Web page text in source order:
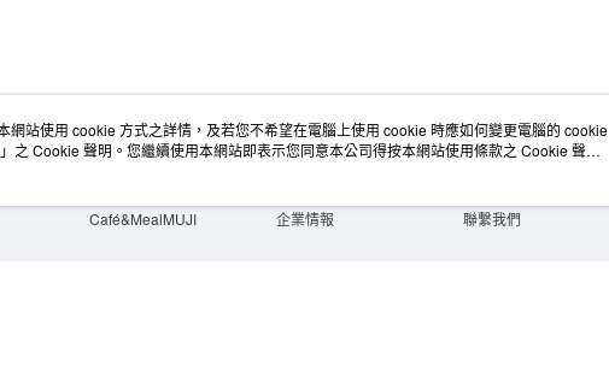
店舖情報
門市服務
Café&MealMUJI
空間改造企劃服務
大宗採購
企業情報
會員服務
人才招募
聯繫我們
網站使用 cookie 方式之詳情，及若您不希望在電腦上使用 cookie 時應如何變更電腦的 cookie
」之 Cookie 聲明。您繼續使用本網站即表示您同意本公司得按本網站使用條款之 Cookie 聲明